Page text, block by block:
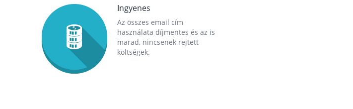
Ingyenes
Az összes email cím
használata díjmentes és az is
marad, nincsenek rejtett
költségek.